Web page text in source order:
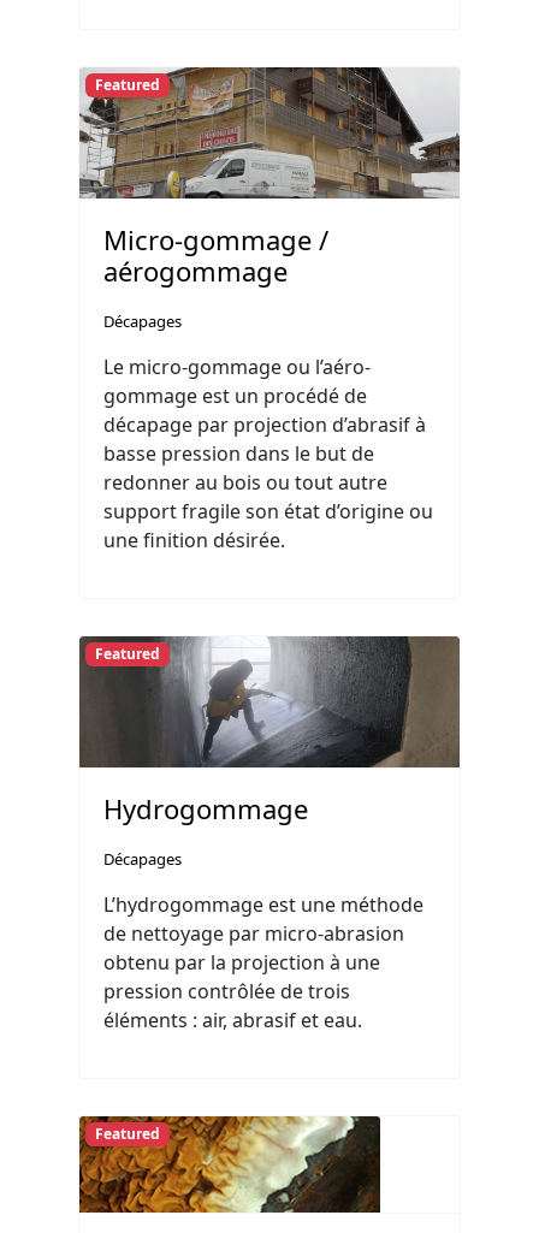
Featured
Micro-gommage /
aérogommage
Décapages
Le micro-gommage ou l’aéro-
gommage est un procédé de
décapage par projection d’abrasif à
basse pression dans le but de
redonner au bois ou tout autre
support fragile son état d’origine ou
une finition désirée.
Featured
Hydrogommage
Décapages
L’hydrogommage est une méthode
de nettoyage par micro-abrasion
obtenu par la projection à une
pression contrôlée de trois
éléments : air, abrasif et eau.
Featured